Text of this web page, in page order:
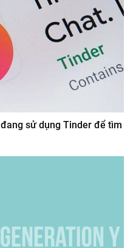
sử dụng Tinder để tìm